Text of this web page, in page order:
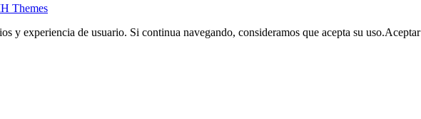
Themes
y experiencia de usuario. Si continua navegando, consideramos que acepta su uso.Aceptar